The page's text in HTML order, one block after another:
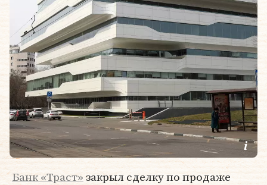
Банк «Траст»закрыл сделку по продаже